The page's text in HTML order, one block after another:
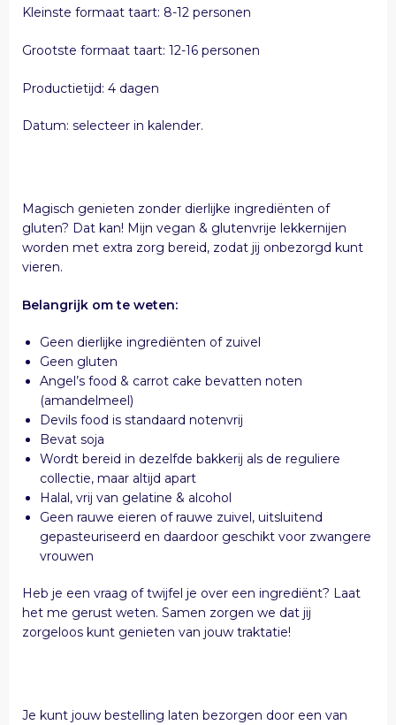
Kleinste formaat taart: 8-12 personen
Grootste formaat taart: 12-16 personen
Productietijd: 4 dagen
Datum: selecteer in kalender.
Magisch genieten zonder dierlijke ingrediënten of
gluten? Dat kan! Mijn vegan & glutenvrije lekkernijen
worden met extra zorg bereid, zodat jij onbezorgd kunt
vieren.
Belangrijk om te weten:
Geen dierlijke ingrediënten of zuivel
Geen gluten
Angel’s food & carrot cake bevatten noten
(amandelmeel)
Devils food is standaard notenvrij
Bevat soja
Wordt bereid in dezelfde bakkerij als de reguliere
collectie, maar altijd apart
Halal, vrij van gelatine & alcohol
Geen rauwe eieren of rauwe zuivel, uitsluitend
gepasteuriseerd en daardoor geschikt voor zwangere
vrouwen
Heb je een vraag of twijfel je over een ingrediënt? Laat
het me gerust weten. Samen zorgen we dat jij
zorgeloos kunt genieten van jouw traktatie!
Je kunt jouw bestelling laten bezorgen door een van